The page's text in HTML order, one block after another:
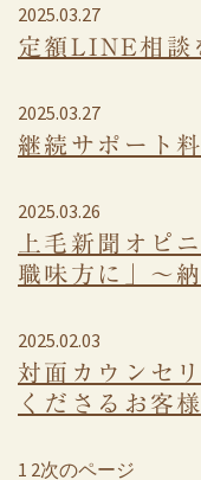
2025.03.27
定額LINE相談
2025.03.27
継続サポート
2025.03.26
上毛新聞オピ
職味方に」～
2025.02.03
対面カウンセ
くださるお客
1 2次のページ